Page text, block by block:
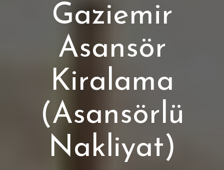
Gaziemir
Asansör
Kiralama
(Asansörlü
Nakliyat)